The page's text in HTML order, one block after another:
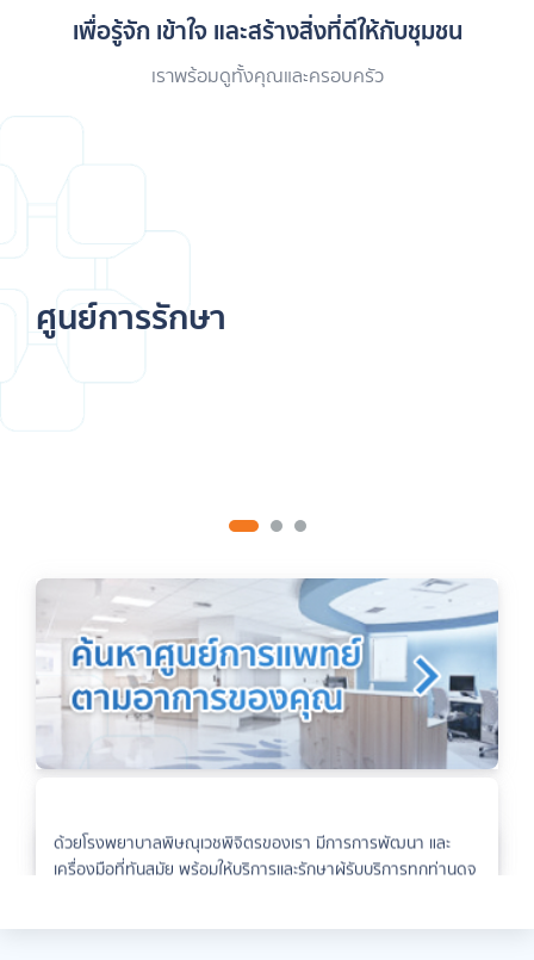
เพื่อรู้จัก เข้าใจ และสร้างสิ่งที่ดีให้กับชุมชน
เราพร้อมดูทั้งคุณและครอบครัว
ศูนย์การรักษา
ด้วยโรงพยาบาลพิษณุเวชพิจิตรของเรา มีการการพัฒนา และ
เครื่องมือที่ทันสมัย พร้อมให้บริการเเละรักษาผู้รับบริการทุกท่านดุจ
พญ.พรไพลิน ไทยตรง กุมารเเพทย์
ดูเพิ่มเติม
นพ.สราวุธ แสนเสมอ กุมารแพทย์
ดูเพิ่มเติม
ดูศูนย์การรักษาทั้งหมด